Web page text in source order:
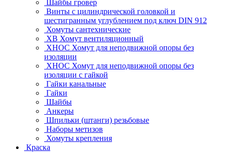
Шайбы гровер
Винты с цилиндрической головкой и
шестигранным углублением под ключ DIN 912
Хомуты сантехнические
ХВ Хомут вентиляционный
ХНОС Хомут для неподвижной опоры без
изоляции
ХНОС Хомут для неподвижной опоры без
изоляции с гайкой
Гайки канальные
Гайки
Шайбы
Анкеры
Шпильки (штанги) резьбовые
Наборы метизов
Хомуты крепления
Краска